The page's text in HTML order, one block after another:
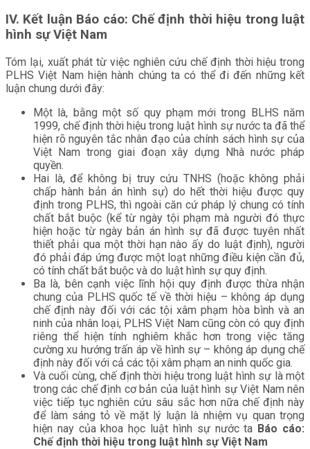
IV. Kết luận Báo cáo: Chế định thời hiệu trong luật
hình sự Việt Nam
Tóm lại, xuất phát từ việc nghiên cứu chế định thời hiệu trong
PLHS Việt Nam hiện hành chúng ta có thể đi đến những kết
luận chung dưới đây:
Một là, bằng một số quy phạm mới trong BLHS năm
1999, chế định thời hiệu trong luật hình sự nước ta đã thể
hiện rõ nguyên tắc nhân đạo của chính sách hình sự của
Việt Nam trong giai đoạn xây dựng Nhà nước pháp
quyền.
Hai là, để không bị truy cứu TNHS (hoặc không phải
chấp hành bản án hình sự) do hết thời hiệu được quy
định trong PLHS, thì ngoài căn cứ pháp lý chung có tính
chất bắt buộc (kể từ ngày tội phạm mà người đó thực
hiện hoặc từ ngày bản án hình sự đã được tuyên nhất
thiết phải qua một thời hạn nào ấy do luật định), người
đó phải đáp ứng được một loạt những điều kiện cần đủ,
có tính chất bắt buộc và do luật hình sự quy định.
Ba là, bên cạnh việc lĩnh hội quy định được thừa nhận
chung của PLHS quốc tế về thời hiệu – không áp dụng
chế định này đối với các tội xâm phạm hòa bình và an
ninh của nhân loại, PLHS Việt Nam cũng còn có quy định
riêng thể hiện tính nghiêm khắc hơn trong việc tăng
cường xu hướng trấn áp về hình sự – không áp dụng chế
định này đối với cả các tội xâm phạm an ninh quốc gia.
Và cuối cùng, chế định thời hiệu trong luật hình sự là một
trong các chế định cơ bản của luật hình sự Việt Nam nên
việc tiếp tục nghiên cứu sâu sắc hơn nữa chế định này
để làm sáng tỏ về mặt lý luận là nhiệm vụ quan trọng
hiện nay của khoa học luật hình sự nước ta Báo cáo:
Chế định thời hiệu trong luật hình sự Việt Nam